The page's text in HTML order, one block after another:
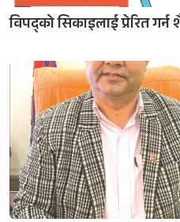
विपद्को सिकाइलाई प्रेरित गर्न